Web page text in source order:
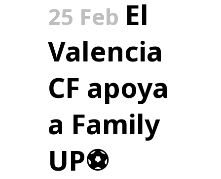
25 Feb El
Valencia
CF apoya
a Family
UP⚽